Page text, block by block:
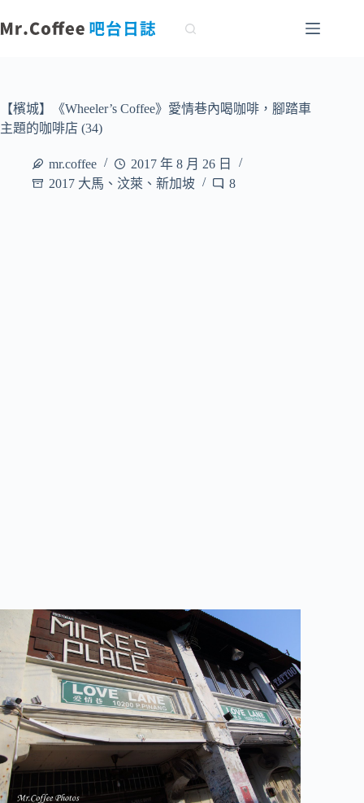
至
容【檳城】《Wheeler’s Coffee》愛情巷內喝咖啡，腳踏車
主題的咖啡店 (34)
mr.coffee
2017 年 8 月 26 日
2017 大馬、汶萊、新加坡
8